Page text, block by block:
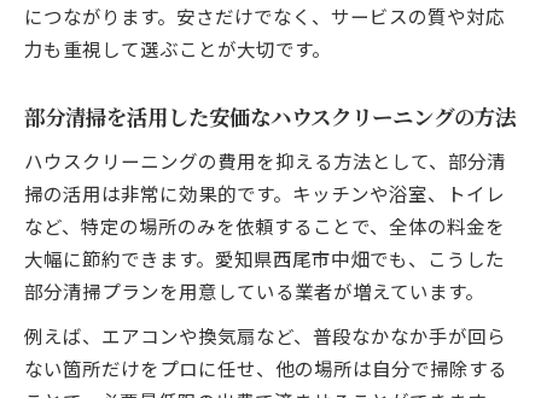
につながります。安さだけでなく、サービスの質や対応
力も重視して選ぶことが大切です。
部分清掃を活用した安価なハウスクリーニングの方法
ハウスクリーニングの費用を抑える方法として、部分清
掃の活用は非常に効果的です。キッチンや浴室、トイレ
など、特定の場所のみを依頼することで、全体の料金を
大幅に節約できます。愛知県西尾市中畑でも、こうした
部分清掃プランを用意している業者が増えています。
例えば、エアコンや換気扇など、普段なかなか手が回ら
ない箇所だけをプロに任せ、他の場所は自分で掃除する